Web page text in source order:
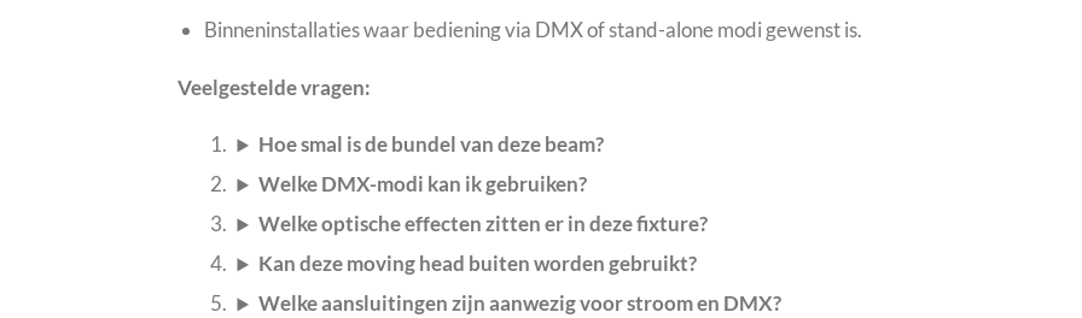
Binneninstallaties waar bediening via DMX of stand-alone modi gewenst is.
Veelgestelde vragen:
Hoe smal is de bundel van deze beam?
Welke DMX-modi kan ik gebruiken?
Welke optische effecten zitten er in deze fixture?
Kan deze moving head buiten worden gebruikt?
Welke aansluitingen zijn aanwezig voor stroom en DMX?